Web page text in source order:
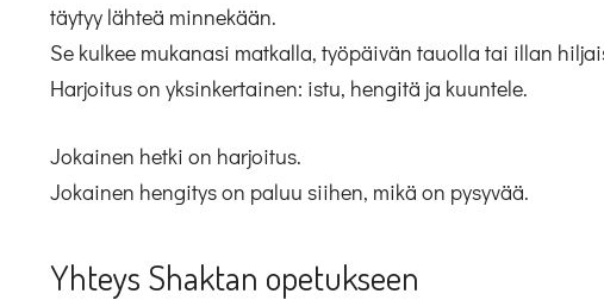
täytyy lähteä minnekään.
Se kulkee mukanasi matkalla, työpäivän tauolla tai illan
Harjoitus on yksinkertainen: istu, hengitä ja kuuntele.
Jokainen hetki on harjoitus.
Jokainen hengitys on paluu siihen, mikä on pysyvää.
Yhteys Shaktan opetukseen